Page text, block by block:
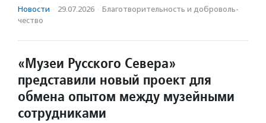
Новости · 29.07.2026 · Благотвори­тель­ность и доброволь­
чест­во
«Музеи Русского Севера»
представили новый проект для
обмена опытом между музейными
сотрудниками